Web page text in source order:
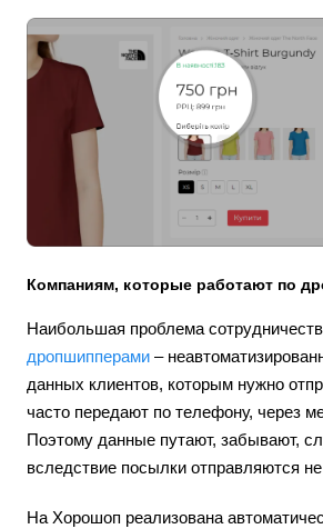
Компаниям, которые работают по
Наибольшая проблема
дропшипперами –
данных клиентов, которым нужно
часто передают по телефону, через
Поэтому данные путают, забывают,
вследствие посылки отправляются
На Хорошоп реализована